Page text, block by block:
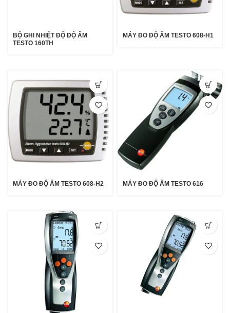
BỘ GHI NHIỆT ĐỘ ĐỘ ẨM
TESTO 160TH
MÁY ĐO ĐỘ ẨM TESTO 608-H1
MÁY ĐO ĐỘ ẨM TESTO 608-H2 MÁY ĐO ĐỘ ẨM TESTO 616